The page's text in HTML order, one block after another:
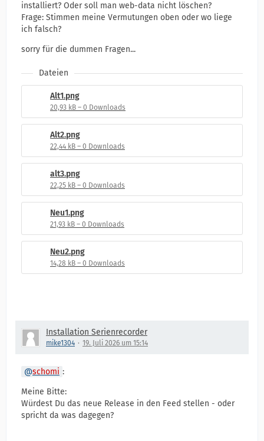
installiert? Oder soll man web-data nicht löschen?
Frage: Stimmen meine Vermutungen oben oder wo liege
ich falsch?
sorry für die dummen Fragen...
Dateien
Alt1.png
20,93 kB – 0 Downloads
Alt2.png
22,44 kB – 0 Downloads
alt3.png
22,25 kB – 0 Downloads
Neu1.png
21,93 kB – 0 Downloads
Neu2.png
14,28 kB – 0 Downloads
Installation Serienrecorder
mike1304 19. Juli 2026 um 15:14
schomi :
Meine Bitte:
Würdest Du das neue Release in den Feed stellen - oder
spricht da was dagegen?